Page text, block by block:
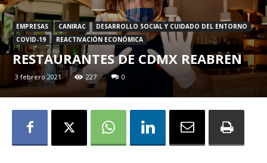
Empresas
EMPRESAS CANIRAC
DESARROLLO SOCIAL Y CUIDADO DEL ENTORNO
COVID-19
REACTIVACIÓN ECONÓMICA
RESTAURANTES DE CDMX REABREN
3 febrero 2021 227 0